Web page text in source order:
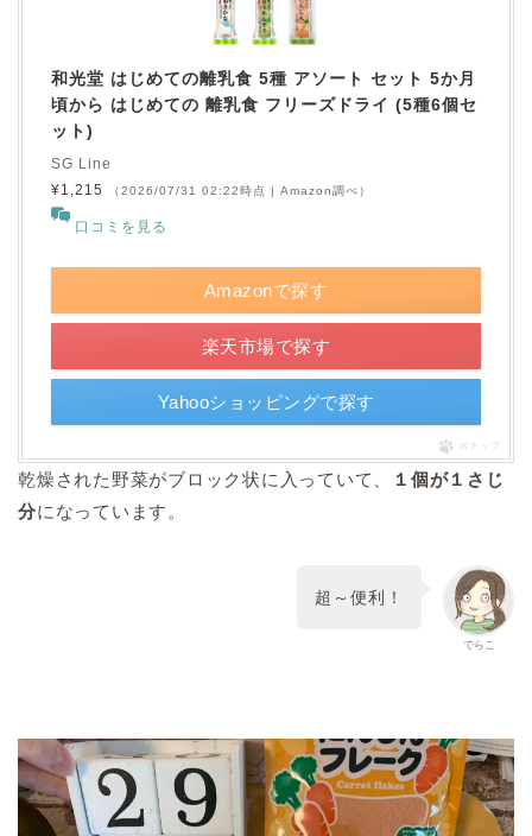
和光堂 はじめての離乳食 5種 アソート セット 5か月
頃から はじめての 離乳食 フリーズドライ (5種6個セ
ット)
SG Line
¥1,215
（2026/07/31 02:22時点 | Amazon調べ）
口コミを見る
Amazonで探す
楽天市場で探す
Yahooショッピングで探す
ポチップ
乾燥された野菜がブロック状に入っていて、
１個が１さじ
分になっています。
でらこ
超～便利！